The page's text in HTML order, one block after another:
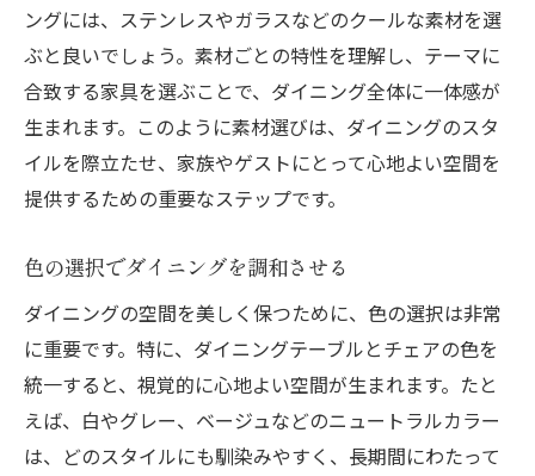
アンティーク家具の選び方とその魅力
ヴィンテージスタイルに合う色彩の選定
レトロなデザインで懐かしさを演出
ヴィンテージ家具と現代家具の融合
質感を楽しむヴィンテージインテリア
を作る
カラーパレットで統一感を持たせる
家具の質感が空間に与える影響
環境に優しい素材の選び方
色と素材の組み合わせで個性を引き出す
ングには、ステンレスやガラスなどのクールな素材を選
ぶと良いでしょう。素材ごとの特性を理解し、テーマに
合致する家具を選ぶことで、ダイニング全体に一体感が
生まれます。このように素材選びは、ダイニングのスタ
イルを際立たせ、家族やゲストにとって心地よい空間を
提供するための重要なステップです。
色の選択でダイニングを調和させる
ダイニングの空間を美しく保つために、色の選択は非常
に重要です。特に、ダイニングテーブルとチェアの色を
統一すると、視覚的に心地よい空間が生まれます。たと
えば、白やグレー、ベージュなどのニュートラルカラー
は、どのスタイルにも馴染みやすく、長期間にわたって